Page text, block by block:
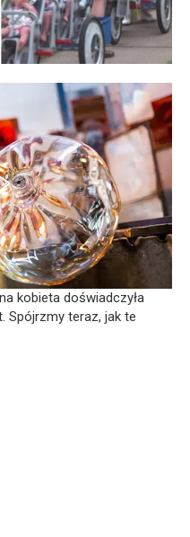
kobieta doświadczyła
Spójrzmy teraz, jak te